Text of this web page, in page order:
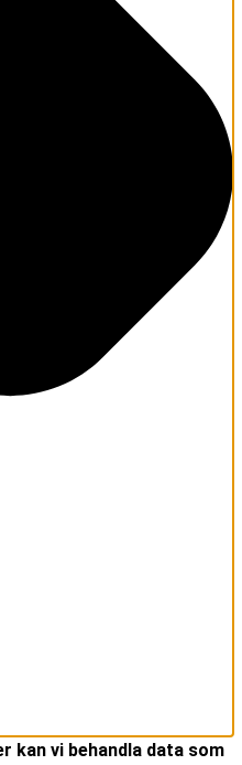
kan vi behandla data som